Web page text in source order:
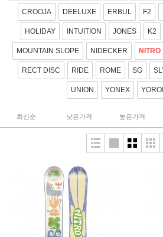
CROOJA DEELUXE ERBUL F2
HOLIDAY INTUITION JONES K2
MOUNTAIN SLOPE NIDECKER NITRO
RECT DISC RIDE ROME SG
UNION YONEX
최신순 낮은가격 높은가격